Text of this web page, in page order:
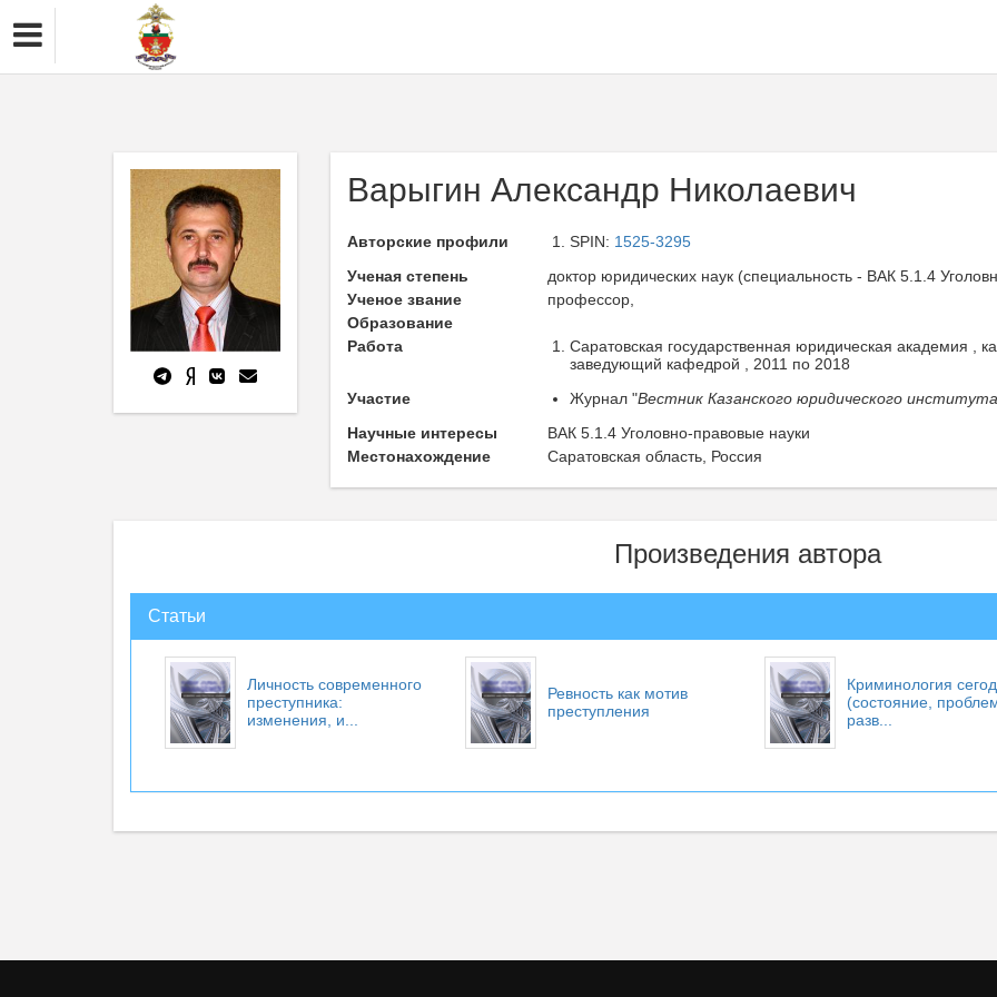
Варыгин Александр Николаевич
Авторские профили SPIN: 1525-3295
Ученая степень
доктор юридических наук (специальность - ВАК 5.1.4
Ученое звание
профессор,
Образование
Работа
Саратовская государственная юридическая академия ,
заведующий кафедрой , 2011 по 2018
Участие
Журнал "Вестник Казанского юридического
Научные интересы
ВАК 5.1.4 Уголовно-правовые науки
Местонахождение
Саратовская область, Россия
Произведения автора
Статьи
Личность современного
преступника:
изменения, и...
Ревность как мотив
преступления
Криминология
(состояние,
разв...